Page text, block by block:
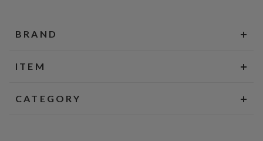
BRAND
ITEM
CATEGORY